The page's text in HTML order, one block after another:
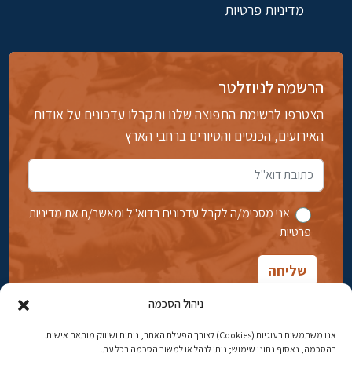
ניהול הסכמה
אנו משתמשים בעוגיות (Cookies) לצורך הפעלת האתר, ניתוח ושיווק מותאם אישית.
בהסכמה, נאסוף נתוני שימוש; ניתן לנהל או למשוך הסכמה בכל עת.
מדיניות פרטיות
הרשמה לניוזלטר
הצטרפו לרשימת התפוצה שלנו ותקבלו עדכונים על אודות
האירועים, הכנסים והסיורים ברחבי הארץ
אני מסכימ/ה לקבל עדכונים בדוא''ל ומאשר/ת את מדיניות
פרטיות
אבן גבירול 14, רחביה, ירושלים